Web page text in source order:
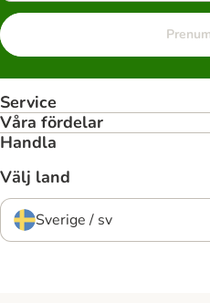
Service
Våra fördelar
Handla
Välj land
Sverige / sv